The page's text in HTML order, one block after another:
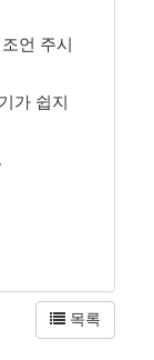
언 주시
가 쉽지
목록